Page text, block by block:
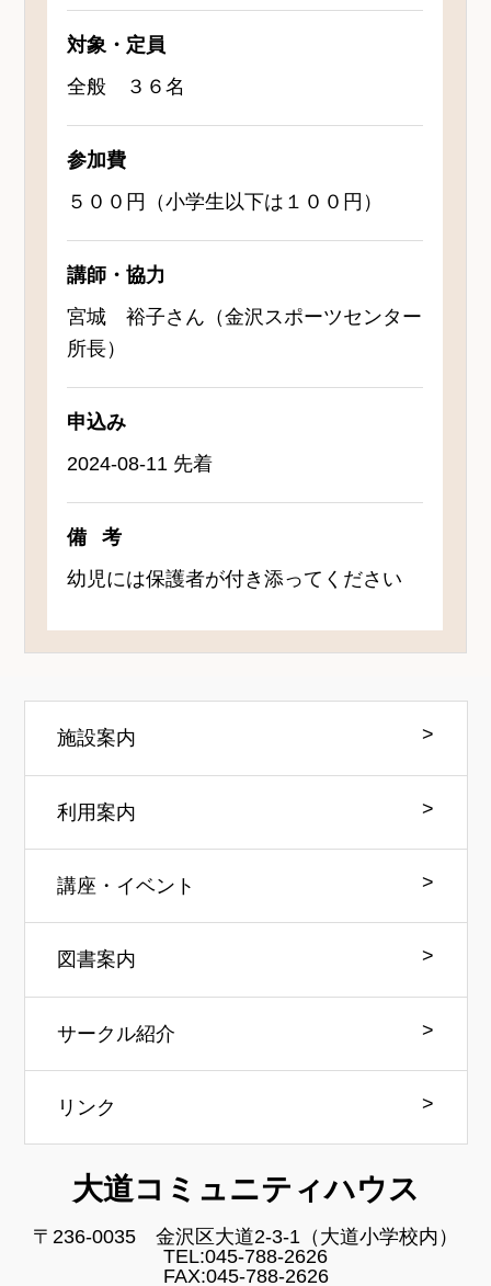
対象・定員
全般 ３６名
参加費
５００円（小学生以下は１００円）
講師・協力
宮城 裕子さん（金沢スポーツセンター
所長）
申込み
2024-08-11 先着
備考
幼児には保護者が付き添ってください
施設案内
利用案内
講座・イベント
図書案内
サークル紹介
リンク
大道コミュニティハウス
〒236-0035 金沢区大道2-3-1（大道小学校内）
TEL:045-788-2626
FAX:045-788-2626